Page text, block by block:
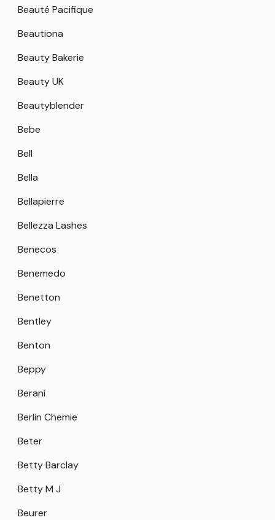
Beauté Pacifique
Beautiona
Beauty Bakerie
Beauty UK
Beautyblender
Bebe
Bell
Bella
Bellapierre
Bellezza Lashes
Benecos
Benemedo
Benetton
Bentley
Benton
Beppy
Berani
Berlin Chemie
Beter
Betty Barclay
Betty M J
Beurer